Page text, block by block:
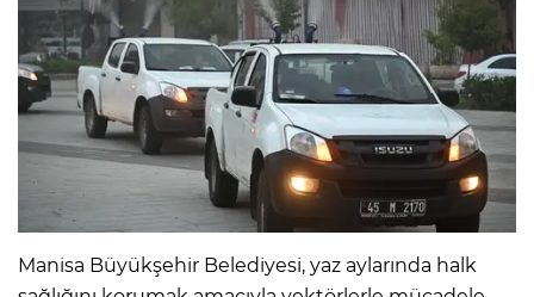
Manisa Büyükşehir Belediyesi, yaz aylarında halk